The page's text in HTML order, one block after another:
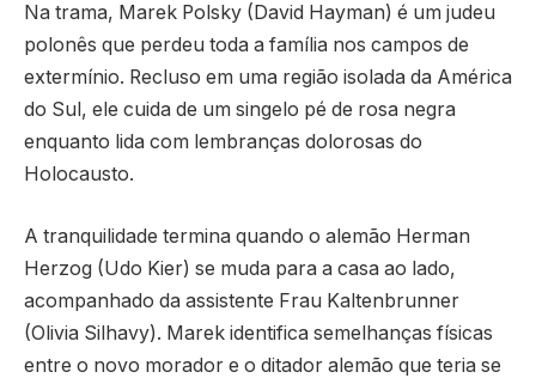
Na trama, Marek Polsky (David Hayman) é um judeu
polonês que perdeu toda a família nos campos de
extermínio. Recluso em uma região isolada da América
do Sul, ele cuida de um singelo pé de rosa negra
enquanto lida com lembranças dolorosas do
Holocausto.
A tranquilidade termina quando o alemão Herman
Herzog (Udo Kier) se muda para a casa ao lado,
acompanhado da assistente Frau Kaltenbrunner
(Olivia Silhavy). Marek identifica semelhanças físicas
entre o novo morador e o ditador alemão que teria se